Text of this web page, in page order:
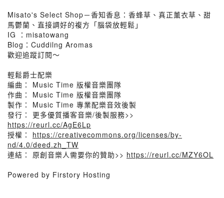
Misato's Select Shop－香知香息：香蜂草、真正薰衣草、甜
馬鬱蘭、直接調好的複方「腦袋放輕鬆」
IG ：misatowang
Blog：Cuddilng Aromas
歡迎追蹤訂閱～
輕鬆爵士配樂
編曲： Music Time 版權音樂團隊
作曲： Music Time 版權音樂團隊
製作： Music Time 專業配樂音效後製
發行： 更多優質播客音樂/後製服務>>
https://reurl.cc/AgE6Lp
授權： https://creativecommons.org/licenses/by-
nd/4.0/deed.zh_TW
連結： 原創音樂人需要你的贊助>> https://reurl.cc/MZY6OL
Powered by Firstory Hosting